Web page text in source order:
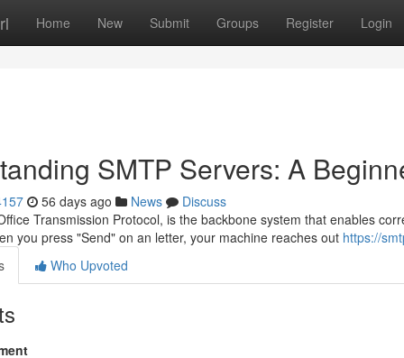
Home New Submit Groups Register Login
SMTP Servers: A
56 days ago News
Discuss
Transmission Protocol, is the backbone system that enables
you press "Send" on an letter, your machine reaches out https://
Who Upvoted